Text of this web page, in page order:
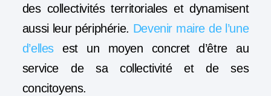
des collectivités territoriales et dynamisent
aussi leur périphérie. Devenir maire de l’une
d’elles est un moyen concret d’être au
service de sa collectivité et de ses
concitoyens.